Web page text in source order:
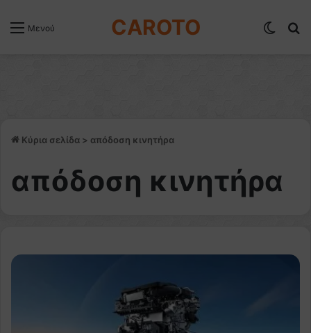
Μενού CAROTO
Κύρια σελίδα > απόδοση κινητήρα
απόδοση κινητήρα